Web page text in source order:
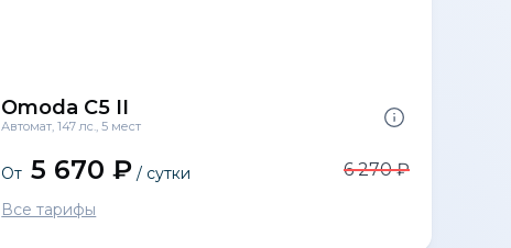
Omoda C5 II
Автомат, 147 лс., 5 мест
От 5 670 ₽ / сутки 6 270 ₽
Все тарифы